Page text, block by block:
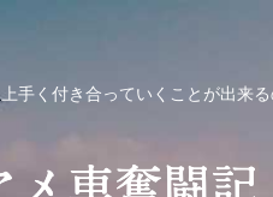
く付き合っていくことが出来